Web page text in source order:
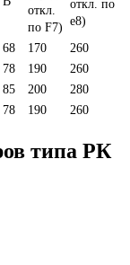
откл.
по F7)
откл. по
e8)
68 170
260
78 190 260
85 200
280
78 190 260
типа РК